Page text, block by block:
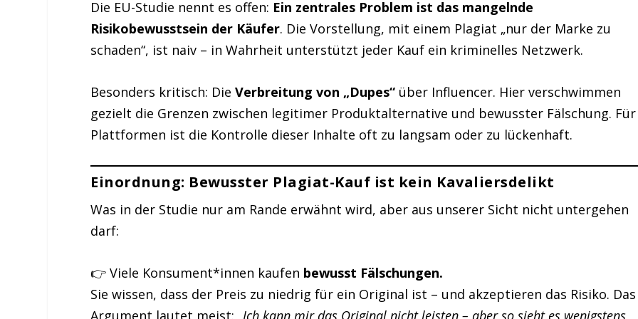
Die EU-Studie nennt es offen: Ein zentrales Problem ist das mangelnde
Risikobewusstsein der Käufer. Die Vorstellung, mit einem Plagiat „nur der Marke zu
schaden“, ist naiv – in Wahrheit unterstützt jeder Kauf ein kriminelles Netzwerk.
Besonders kritisch: DieVerbreitung von „Dupes“ über Influencer. Hier verschwimmen
gezielt die Grenzen zwischen legitimer Produktalternative und bewusster Fälschung. Für
Plattformen ist die Kontrolle dieser Inhalte oft zu langsam oder zu lückenhaft.
Einordnung: Bewusster Plagiat-Kauf ist kein Kavaliersdelikt
Was in der Studie nur am Rande erwähnt wird, aber aus unserer Sicht nicht untergehen
darf:
👉 Viele Konsument*innen kaufen bewusst Fälschungen.
Sie wissen, dass der Preis zu niedrig für ein Original ist – und akzeptieren das Risiko. Das
Argument lautet meist: „Ich kann mir das Original nicht leisten – aber so sieht es wenigstens